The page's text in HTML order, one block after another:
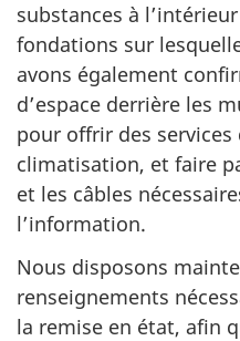
substances à
fondations sur
avons également
d’espace derrière les
pour offrir des
climatisation, et faire
et les câbles
l’information.
Nous disposons
renseignements
la remise en état, afin